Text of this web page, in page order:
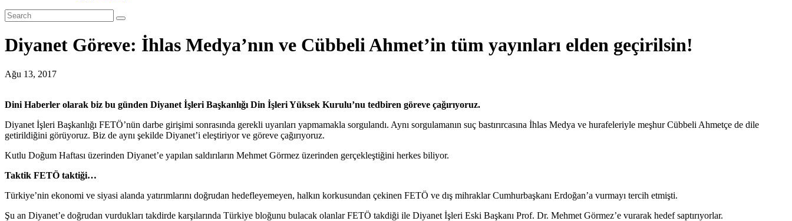
Diyanet Göreve: İhlas Medya’nın ve Cübbeli Ahmet’in tüm yayınları elden geçirilsin!
Ağu 13, 2017
Dini Haberler olarak biz bu günden Diyanet İşleri Başkanlığı Din İşleri Yüksek Kurulu’nu tedbiren göreve çağırıyoruz.
Diyanet İşleri Başkanlığı FETÖ’nün darbe girişimi sonrasında gerekli uyarıları yapmamakla sorgulandı. Aynı sorgulamanın suç bastırırcasına İhlas Medya ve hurafeleriyle meşhur Cübbeli Ahmetçe de dile
getirildiğini görüyoruz. Biz de aynı şekilde Diyanet’i eleştiriyor ve göreve çağırıyoruz.
Kutlu Doğum Haftası üzerinden Diyanet’e yapılan saldırıların Mehmet Görmez üzerinden gerçekleştiğini herkes biliyor.
Taktik FETÖ taktiği…
Türkiye’nin ekonomi ve siyasi alanda yatırımlarını doğrudan hedefleyemeyen, halkın korkusundan çekinen FETÖ ve dış mihraklar Cumhurbaşkanı Erdoğan’a vurmayı tercih etmişti.
Şu an Diyanet’e doğrudan vurdukları takdirde karşılarında Türkiye bloğunu bulacak olanlar FETÖ takdiği ile Diyanet İşleri Eski Başkanı Prof. Dr. Mehmet Görmez’e vurarak hedef saptırıyorlar.